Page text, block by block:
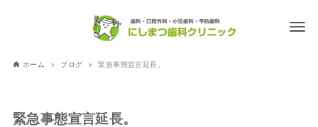
ホーム ブログ 緊急事態宣言延長。
緊急事態宣言延長。